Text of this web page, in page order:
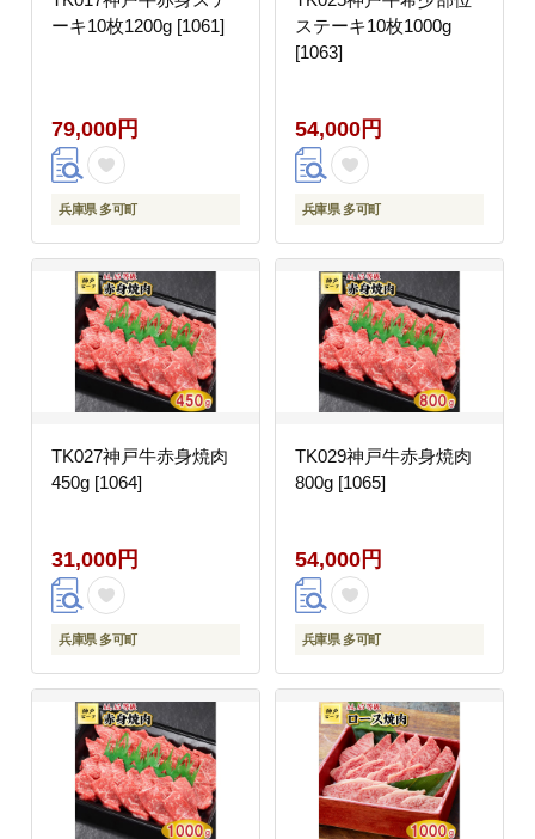
ーキ10枚1200g [1061]
79,000円
兵庫県 多可町
ステーキ10枚1000g
[1063]
54,000円
兵庫県 多可町
TK027神戸牛赤身焼肉
450g [1064]
31,000円
兵庫県 多可町
TK029神戸牛赤身焼肉
800g [1065]
54,000円
兵庫県 多可町